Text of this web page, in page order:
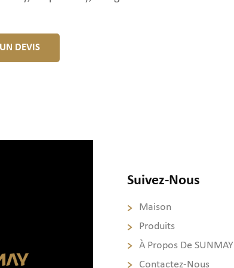
DEVIS
Suivez-Nous
Maison
Produits
À Propos De SUNMAY
Contactez-Nous